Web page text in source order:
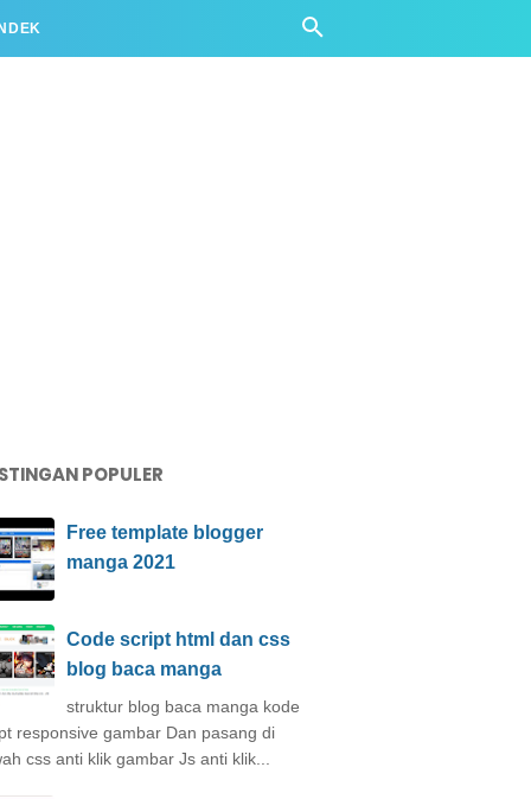
POPULER
Free template blogger
manga 2021
Code script html dan css
blog baca manga
struktur blog baca manga kode
responsive gambar Dan pasang di
css anti klik gambar Js anti klik...